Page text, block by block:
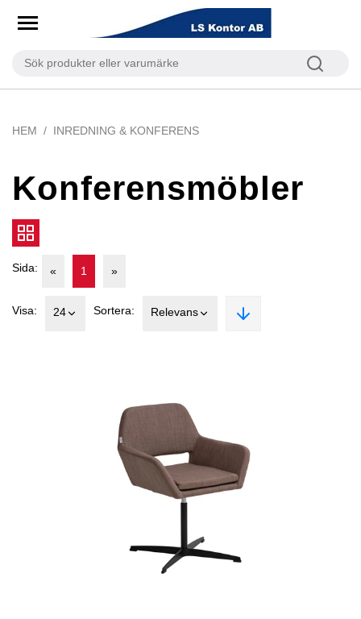
HEM INREDNING & KONFERENS
Konferensmöbler
Sida: « 1 »
Visa: 24 Sortera: Relevans